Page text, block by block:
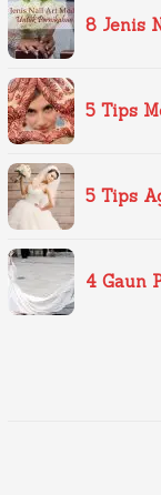
8 Jenis
5 Tips
5 Tips
4 Gaun